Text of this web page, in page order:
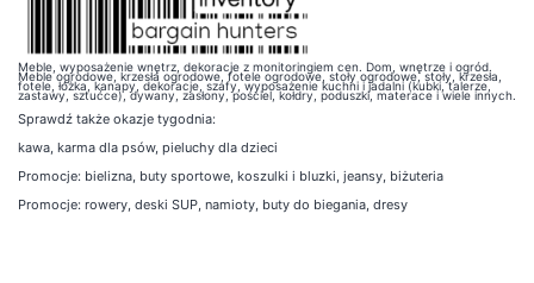
Meble, wyposażenie wnętrz, dekoracje z monitoringiem cen. Dom, wnętrze i ogród.
Meble ogrodowe, krzesła ogrodowe, fotele ogrodowe, stoły ogrodowe, stoły, krzesła,
fotele, łóżka, kanapy, dekoracje, szafy, wyposażenie kuchni i jadalni (kubki, talerze,
zastawy, sztućce), dywany, zasłony, pościel, kołdry, poduszki, materace i wiele innych.
Sprawdź także okazje tygodnia:
kawa, karma dla psów, pieluchy dla dzieci
Promocje: bielizna, buty sportowe, koszulki i bluzki, jeansy, biżuteria
Promocje: rowery, deski SUP, namioty, buty do biegania, dresy